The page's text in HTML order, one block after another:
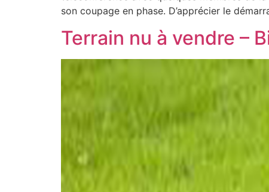
son coupage en phase. D’apprécier le
Terrain nu à vendre –